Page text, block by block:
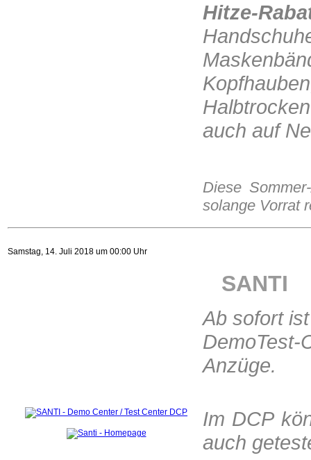
Hitze-
auch auf
Diese
solange Vorrat
Samstag, 14. Juli 2018 um 00:00 Uhr
SANTI
Ab sofort
DemoTest-
Anzüge.
Im DCP
auch